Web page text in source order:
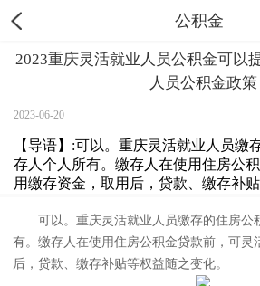
公积金
2023重庆灵活就业人员公积金可以
人员公积金政策
2023-06-20
【导语】:可以。重庆灵活就业人员缴
存人个人所有。缴存人在使用住房公
用缴存资金，取用后，贷款、缴存补
可以。重庆灵活就业人员缴存的住房公
有。缴存人在使用住房公积金贷款前，可灵
后，贷款、缴存补贴等权益随之变化。